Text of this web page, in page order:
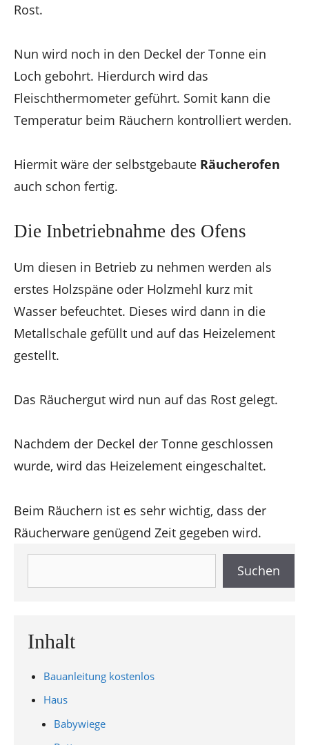
Rost.
Nun wird noch in den Deckel der Tonne ein
Loch gebohrt. Hierdurch wird das
Fleischthermometer geführt. Somit kann die
Temperatur beim Räuchern kontrolliert werden.
Hiermit wäre der selbstgebaute Räucherofen
auch schon fertig.
Die Inbetriebnahme des Ofens
Um diesen in Betrieb zu nehmen werden als
erstes Holzspäne oder Holzmehl kurz mit
Wasser befeuchtet. Dieses wird dann in die
Metallschale gefüllt und auf das Heizelement
gestellt.
Das Räuchergut wird nun auf das Rost gelegt.
Nachdem der Deckel der Tonne geschlossen
wurde, wird das Heizelement eingeschaltet.
Beim Räuchern ist es sehr wichtig, dass der
Räucherware genügend Zeit gegeben wird.
Suchen
Inhalt
Bauanleitung kostenlos
Haus
Babywiege